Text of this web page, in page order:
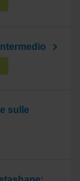
sulle